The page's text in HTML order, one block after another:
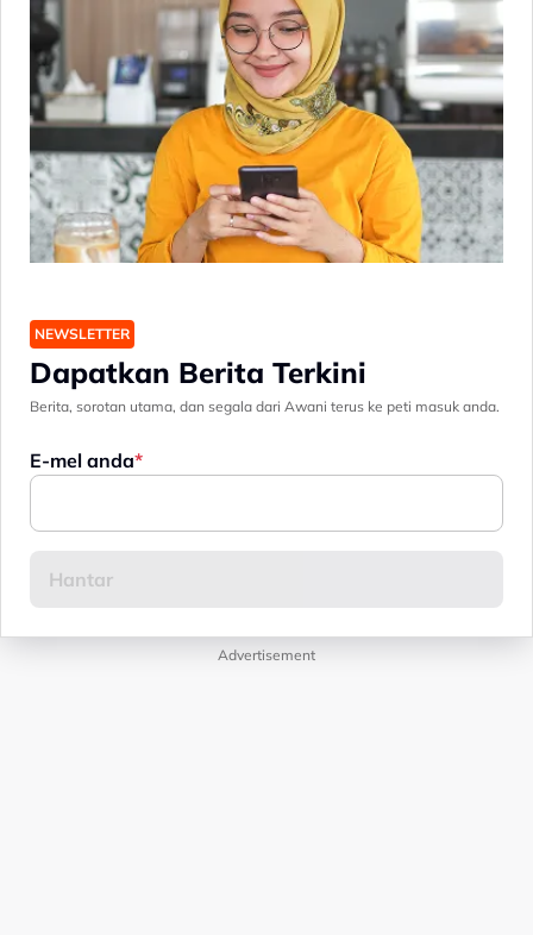
NEWSLETTER
Dapatkan Berita Terkini
Berita, sorotan utama, dan segala dari Awani terus ke peti masuk anda.
E-mel anda
Advertisement